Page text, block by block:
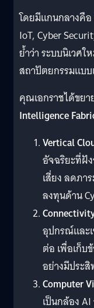
โดยมีแกนกลางคือ
IoT, Cyber
ย้ำว่า ระบบนิเวศใ
สถาปัตยกรรมแบ
คุณเอกราชได้ขย
Intelligence
Vertical
อัจฉริยะที่ฝั
เสี่ยง ลดภา
ลงทุนด้าน
อุปกรณ์และ
ต่อ เพื่อเก็บ
อย่างมีประ
Computer
เป็นกล้อง